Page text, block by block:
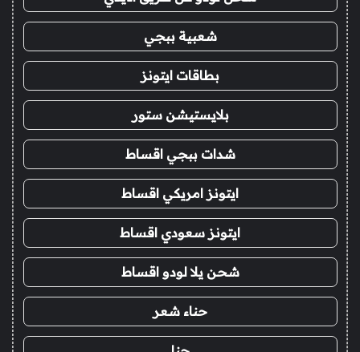
شعبية ببجي
بطاقات ايتونز
بلايستيشن ستور
شدات ببجي اقساط
ايتونز امريكي اقساط
ايتونز سعودي اقساط
شحن يلا لودو اقساط
حناء شعر